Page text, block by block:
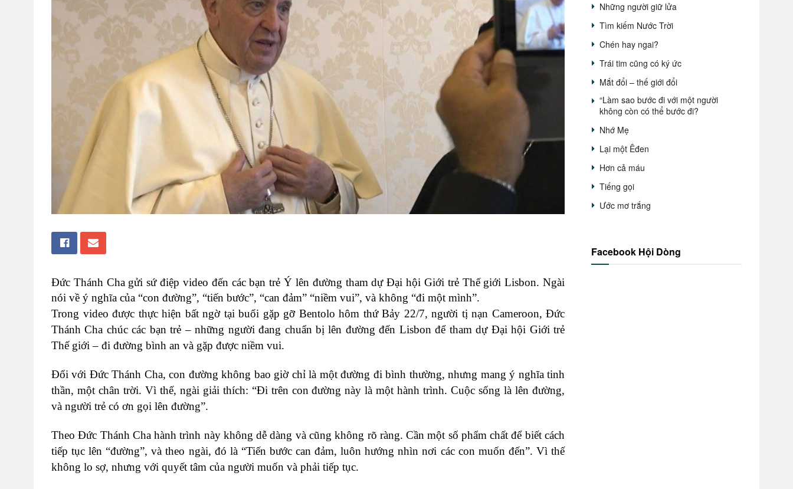
Đức Thánh Cha gửi sứ điệp video đến các bạn trẻ Ý lên đường tham dự Đại hội Giới trẻ Thế giới Lisbon. Ngài
nói về ý nghĩa của “con đường”, “tiến bước”, “can đảm” “niềm vui”, và không “đi một mình”.
Trong video được thực hiện bất ngờ tại buổi gặp gỡ Bentolo hôm thứ Bảy 22/7, người tị nạn Cameroon, Đức
Thánh Cha chúc các bạn trẻ – những người đang chuẩn bị lên đường đến Lisbon để tham dự Đại hội Giới trẻ
Thế giới – đi đường bình an và gặp được niềm vui.
Đối với Đức Thánh Cha, con đường không bao giờ chỉ là một đường đi bình thường, nhưng mang ý nghĩa tinh
thần, một chân trời. Vì thế, ngài giải thích: “Đi trên con đường này là một hành trình. Cuộc sống là lên đường,
và người trẻ có ơn gọi lên đường”.
Theo Đức Thánh Cha hành trình này không dễ dàng và cũng không rõ ràng. Cần một số phẩm chất để biết cách
tiếp tục lên “đường”, và theo ngài, đó là “Tiến bước can đảm, luôn hướng nhìn nơi các con muốn đến”. Vì thế
không lo sợ, nhưng với quyết tâm của người muốn và phải tiếp tục.
Những người giữ lửa
Tìm kiếm Nước Trời
Chén hay ngai?
Trái tim cũng có ký ức
Mắt đổi – thế giới đổi
“Làm sao bước đi với một người
không còn có thể bước đi?
Nhớ Mẹ
Lại một Êđen
Hơn cả máu
Tiếng gọi
Ước mơ trắng
Facebook Hội Dòng